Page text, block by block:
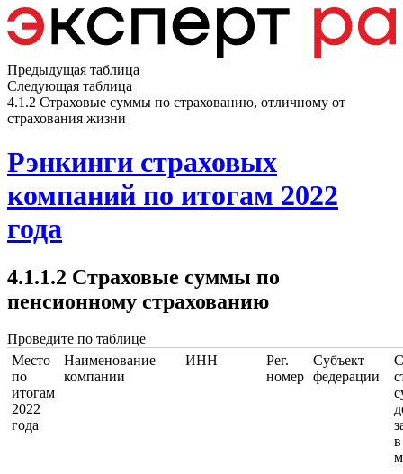
Предыдущая таблица
Следующая таблица
4.1.2 Страховые суммы по страхованию, отличному от
страхования жизни
Рэнкинги страховых
компаний по итогам 2022
года
4.1.1.2 Страховые суммы по
пенсионному страхованию
Проведите по таблице
Место
по
итогам
2022
года
Наименование
компании
ИНН
Рег.
номер
Субъект
федерации